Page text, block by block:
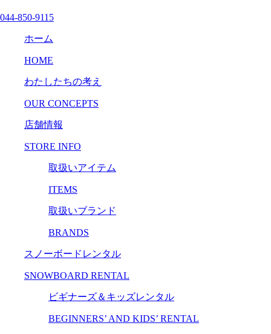
044-850-9115
ホーム
HOME
わたしたちの考え
OUR CONCEPTS
店舗情報
STORE INFO
取扱いアイテム
ITEMS
取扱いブランド
BRANDS
スノーボードレンタル
SNOWBOARD RENTAL
ビギナーズ＆キッズレンタル
BEGINNERS’ AND KIDS’ RENTAL